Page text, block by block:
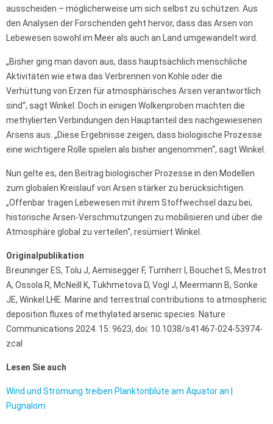
ausscheiden – möglicherweise um sich selbst zu schützen. Aus
den Analysen der Forschenden geht hervor, dass das Arsen von
Lebewesen sowohl im Meer als auch an Land umgewandelt wird.
„Bisher ging man davon aus, dass hauptsächlich menschliche
Aktivitäten wie etwa das Verbrennen von Kohle oder die
Verhüttung von Erzen für atmosphärisches Arsen verantwortlich
sind“, sagt Winkel. Doch in einigen Wolkenproben machten die
methylierten Verbindungen den Hauptanteil des nachgewiesenen
Arsens aus. „Diese Ergebnisse zeigen, dass biologische Prozesse
eine wichtigere Rolle spielen als bisher angenommen“, sagt Winkel.
Nun gelte es, den Beitrag biologischer Prozesse in den Modellen
zum globalen Kreislauf von Arsen stärker zu berücksichtigen.
„Offenbar tragen Lebewesen mit ihrem Stoffwechsel dazu bei,
historische Arsen-Verschmutzungen zu mobilisieren und über die
Atmosphäre global zu verteilen“, resümiert Winkel.
Originalpublikation
Breuninger ES, Tolu J, Aemisegger F, Turnherr I, Bouchet S, Mestrot
A, Ossola R, McNeill K, Tukhmetova D, Vogl J, Meermann B, Sonke
JE, Winkel LHE. Marine and terrestrial contributions to atmospheric
deposition fluxes of methylated arsenic species. Nature
Communications 2024. 15: 9623, doi: 10.1038/s41467-024-53974-
zcal
Lesen Sie auch
Wind und Strömung treiben Planktonblüte am Äquator an |
Pugnalom